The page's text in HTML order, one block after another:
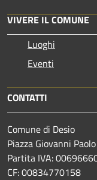
VIVERE IL COMUNE
Luoghi
Eventi
CONTATTI
Comune di Desio
Piazza Giovanni
Partita IVA:
CF: 00834770158